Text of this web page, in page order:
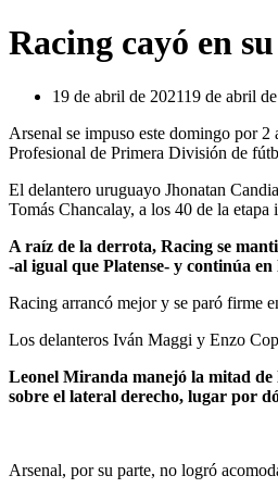
Racing cayó en
19 de abril de 202119 de abril
Arsenal se impuso este domingo por
Profesional de Primera División de
El delantero uruguayo Jhonatan
Tomás Chancalay, a los 40 de la etapa
A raíz de la derrota, Racing se
-al igual que Platense- y continúa
Racing arrancó mejor y se paró firme
Los delanteros Iván Maggi y Enzo
Leonel Miranda manejó la mitad de
sobre el lateral derecho, lugar por
Arsenal, por su parte, no logró